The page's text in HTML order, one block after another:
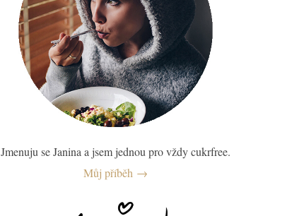
Jmenuju se Janina a jsem jednou pro vždy cukrfree.
Můj příběh →